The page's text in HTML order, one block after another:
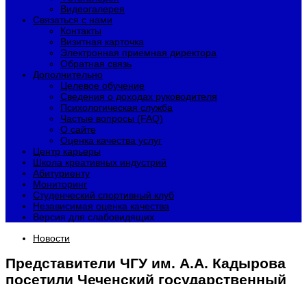
Видеогалерея
Связаться с нами
Контакты
Визитная карточка
Электронная приемная директора
Обратная связь
Дополнительно
Целевое обучение
Сведения о доходах руководителя
Психологическая служба
Частые вопросы (FAQ)
О сайте
Оценка качества услуг
Центр карьеры
Школа креативных индустрий
Абитуриенту
Мониторинг
Студенческий спортивный клуб
Независимая оценка качества
Версия для слабовидящих
Новости
Представители ЧГУ им. А.А. Кадырова
посетили Чеченский государственный